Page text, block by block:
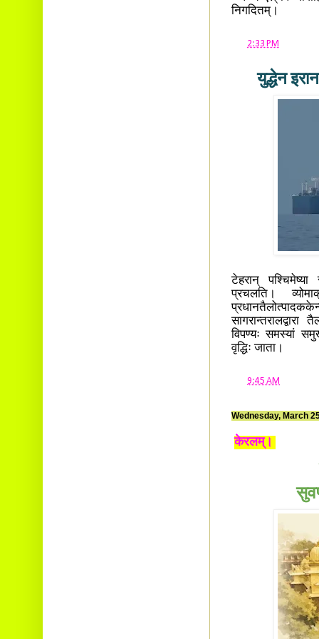
निगदितम्।
2:33 PM
युद्धेन
टेहरान्
प्रचलति।
सागरान्तरालद्वारा
विपण्यः समस्यां
वृद्धिः जाता।
9:45 AM
Wednesday, March
केरलम्।